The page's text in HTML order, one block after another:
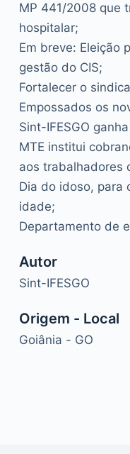
MP 441/2008 que
hospitalar;
Em breve: Eleição
gestão do CIS;
Fortalecer o
Empossados os
Sint-IFESGO
MTE institui
aos trabalhadores
Dia do idoso, para
idade;
Departamento de
Autor
Sint-IFESGO
Origem - Local
Goiânia - GO